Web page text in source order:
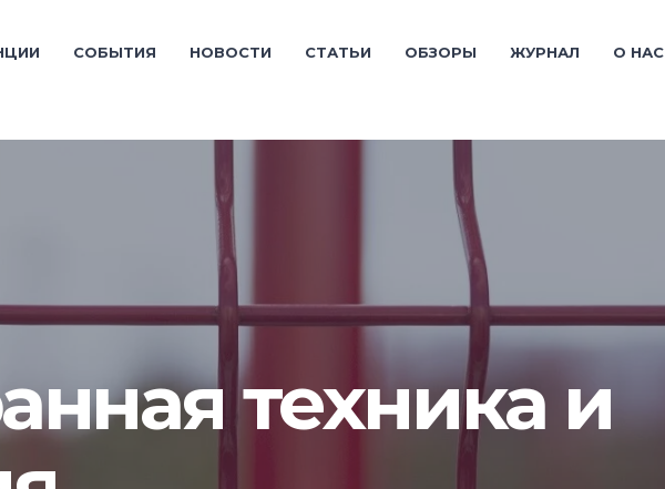
СОБЫТИЯ НОВОСТИ СТАТЬИ ОБЗОРЫ ЖУРНАЛ О НАС
техника и